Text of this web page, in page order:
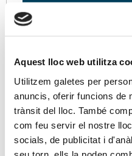
Aquest lloc web utilitza
Utilitzem galetes per
anuncis, oferir funcions de
trànsit del lloc. També
com feu servir el nostre
socials, de publicitat i
Ponentes
Sr. Ignacio Cucalón
Gestió Tributaria a
Descripción